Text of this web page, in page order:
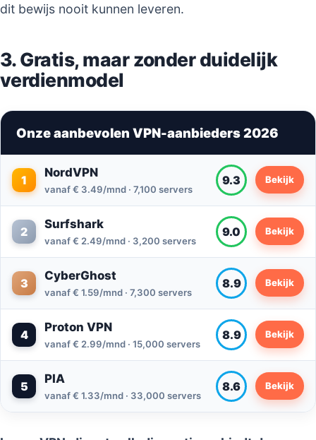
dit bewijs nooit kunnen leveren.
3. Gratis, maar zonder duidelijk
verdienmodel
Onze aanbevolen VPN-aanbieders 2026
1
NordVPN
vanaf € 3.49/mnd · 7,100 servers
9.3 Bekijk
2
Surfshark
vanaf € 2.49/mnd · 3,200 servers
9.0 Bekijk
3
CyberGhost
vanaf € 1.59/mnd · 7,300 servers
8.9 Bekijk
4
Proton VPN
vanaf € 2.99/mnd · 15,000 servers
8.9 Bekijk
5
PIA
vanaf € 1.33/mnd · 33,000 servers
8.6 Bekijk